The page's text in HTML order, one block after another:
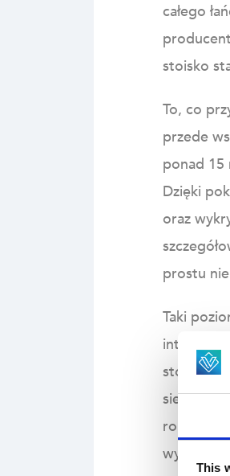
This
całego
stoisko
To, co
przede
ponad 15
Dzięki
oraz
prostu
Taki
stopień –
siedem
roboczą
wyższej